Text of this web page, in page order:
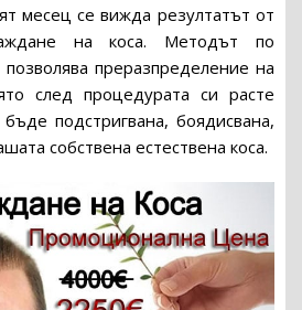
месец се вижда резултатът от
на коса. Методът по
преразпределение на
след процедурата си расте
подстригвана, боядисвана,
собствена естествена коса.